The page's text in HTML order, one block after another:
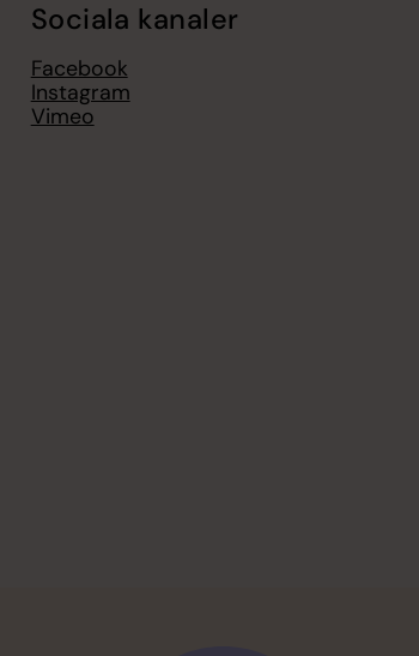
Sociala kanaler
Facebook
Instagram
Vimeo